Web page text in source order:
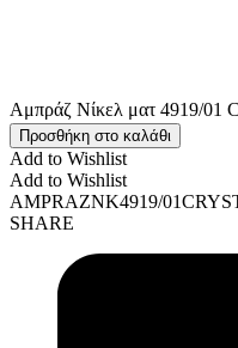
Αμπράζ Νίκελ ματ 4919/01
Προσθήκη στο καλάθι
Add to Wishlist
Add to Wishlist
AMPRAZNK4919/
SHARE